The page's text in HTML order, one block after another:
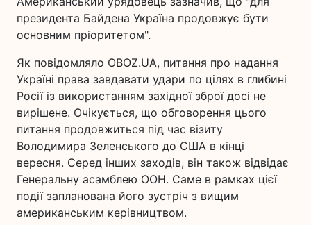
президента Байдена Україна продовжує бути
основним пріоритетом".
Як повідомляло OBOZ.UA, питання про надання
Україні права завдавати удари по цілях в глибині
Росії із використанням західної зброї досі не
вирішене. Очікується, що обговорення цього
питання продовжиться під час візиту
Володимира Зеленського до США в кінці
вересня. Серед інших заходів, він також відвідає
Генеральну асамблею ООН. Саме в рамках цієї
події запланована його зустріч з вищим
американським керівництвом.